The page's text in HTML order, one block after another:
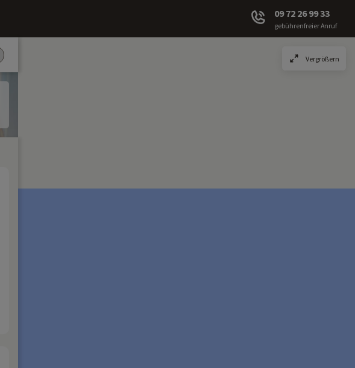
09 72 26 99 33
gebührenfreier Anruf
Vergrößern